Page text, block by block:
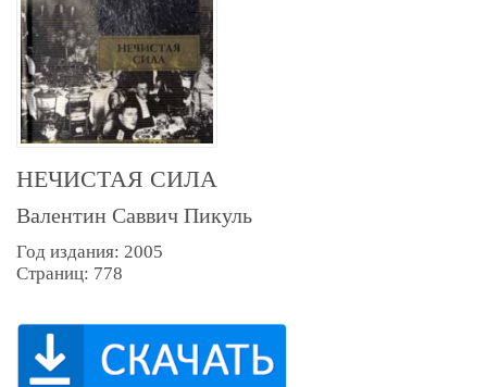
НЕЧИСТАЯ СИЛА
Валентин Саввич Пикуль
Год издания: 2005
Страниц: 778